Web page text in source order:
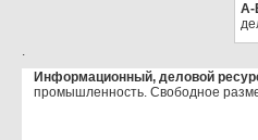
A-
.
Информационный, деловой
промышленность. Свободное